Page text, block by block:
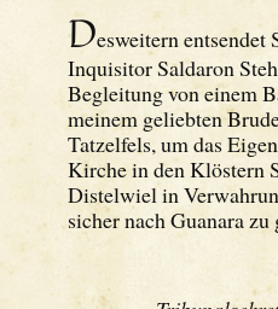
Desweitern entsendet
Inquisitor Saldaron
Begleitung von einem
meinem geliebten
Tatzelfels, um das
Kirche in den Klöstern
Distelwiel in
sicher nach Guanara zu